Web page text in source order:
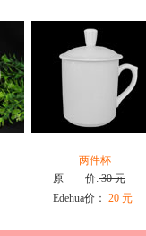
两件杯
原 价:30 元
Edehua价： 20 元